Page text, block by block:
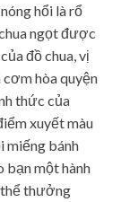
hổi là rổ
ngọt được
đồ chua, vị
hòa quyện
thức của
xuyết màu
miếng bánh
bạn một hành
thể thưởng